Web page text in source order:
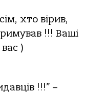
хто вірив,
мував !!! Ваші
)
!!!” –